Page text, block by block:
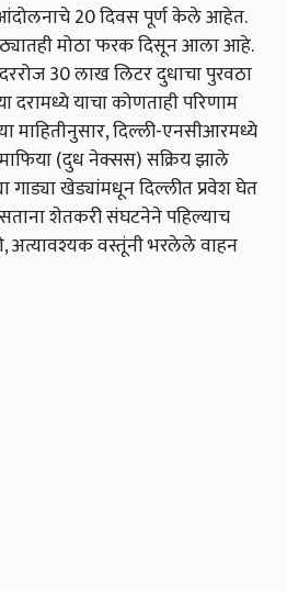
20 दिवस पूर्ण केले आहेत.
मोठा फरक दिसून आला आहे.
30 लाख लिटर दुधाचा पुरवठा
याचा कोणताही परिणाम
माहितीनुसार, दिल्ली-एनसीआरमध्ये
(दुध नेक्सस) सक्रिय झाले
गाड्या खेड्यांमधून दिल्लीत प्रवेश घेत
शेतकरी संघटनेने पहिल्याच
अत्यावश्यक वस्तूंनी भरलेले वाहन